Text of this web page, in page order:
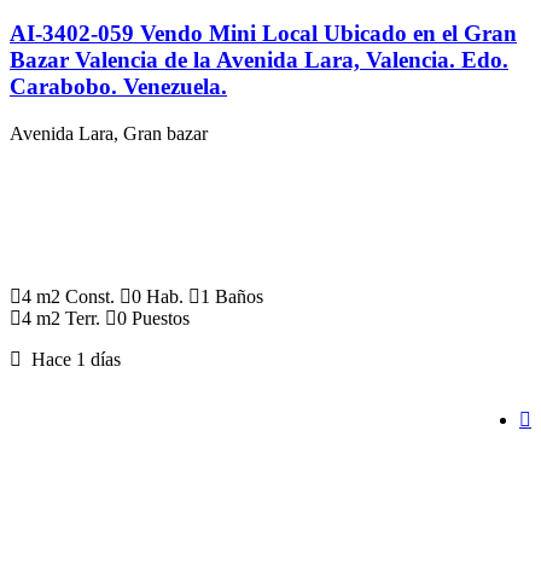
AI-3402-059 Vendo Mini Local Ubicado en el Gran
Bazar Valencia de la Avenida Lara, Valencia. Edo.
Carabobo. Venezuela.
Avenida Lara, Gran bazar
4 m2 Const. 0 Hab.
1 Baños
4 m2 Terr.
0 Puestos
Hace 1 días